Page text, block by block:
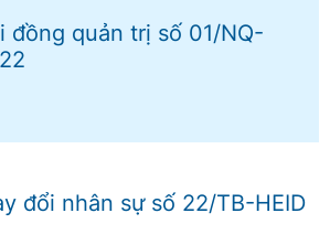
đồng quản trị số 01/NQ-
đổi nhân sự số 22/TB-HEID